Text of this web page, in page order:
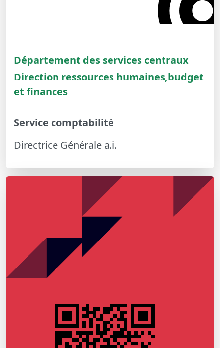
Département des services centraux
Direction ressources humaines,budget
et finances
Service comptabilité
Directrice Générale a.i.